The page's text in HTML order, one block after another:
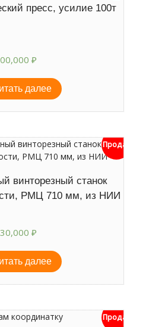
пресс, усилие 100т
₽
далее
Продан
винторезный станок
РМЦ 710 мм, из НИИ
₽
далее
Продан